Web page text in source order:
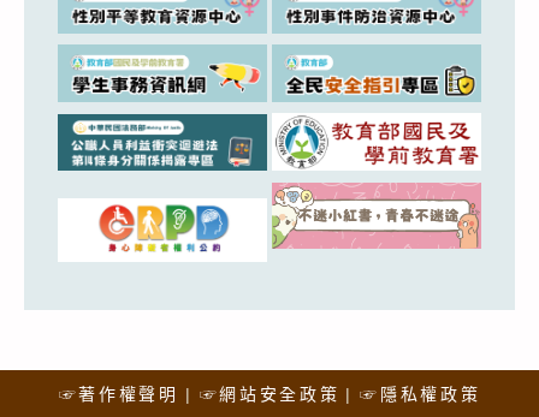
☞著作權聲明 ☞網站安全政策 ☞隱私權政策